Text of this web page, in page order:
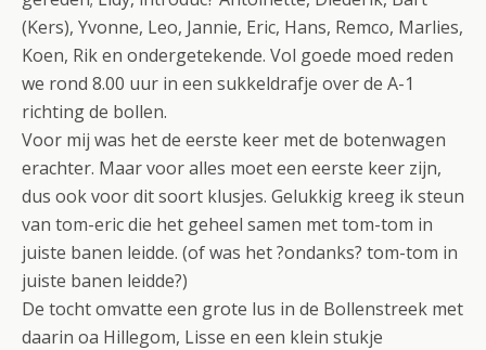
(Kers), Yvonne, Leo, Jannie, Eric, Hans, Remco, Marlies,
Koen, Rik en ondergetekende. Vol goede moed reden
we rond 8.00 uur in een sukkeldrafje over de A-1
richting de bollen.
Voor mij was het de eerste keer met de botenwagen
erachter. Maar voor alles moet een eerste keer zijn,
dus ook voor dit soort klusjes. Gelukkig kreeg ik steun
van tom-eric die het geheel samen met tom-tom in
juiste banen leidde. (of was het ?ondanks? tom-tom in
juiste banen leidde?)
De tocht omvatte een grote lus in de Bollenstreek met
daarin oa Hillegom, Lisse en een klein stukje